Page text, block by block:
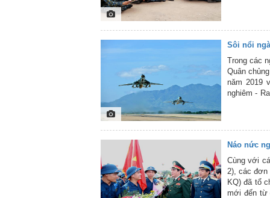
mới nắm
đây là một
do phóng
Sôi nổi
Trong các
Quân
năm 2019
nghiêm -
Đảng ủy,
cán bộ,
luyện ở
Náo nức
Cùng với
2), các đơn
KQ) đã tổ
mới đến từ